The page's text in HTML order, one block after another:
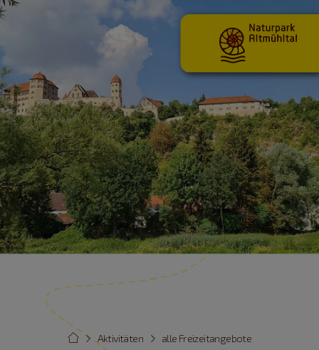
alle Freizeitangebote
Aktivitäten